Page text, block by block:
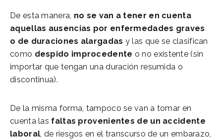
De esta manera, no se van a tener en cuenta
aquellas ausencias por enfermedades graves
o de duraciones alargadas y las que se clasifican
como despido improcedente o no existente (sin
importar que tengan una duración resumida o
discontinua).
De la misma forma, tampoco se van a tomar en
cuenta las faltas provenientes de un accidente
laboral, de riesgos en el transcurso de un embarazo,